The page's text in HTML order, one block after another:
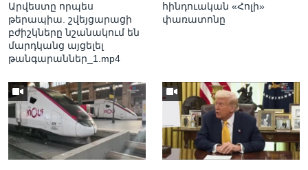
Արվեստը որպես
թերապիա. շվեյցարացի
բժիշկները նշանակում են
մարդկանց այցելել
թանգարաններ_1.mp4
հինդուական «Հոլի»
փառատոնը